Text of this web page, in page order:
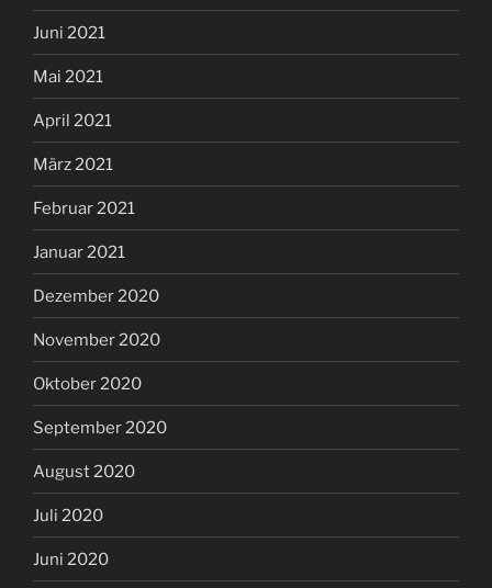
Juni 2021
Mai 2021
April 2021
März 2021
Februar 2021
Januar 2021
Dezember 2020
November 2020
Oktober 2020
September 2020
August 2020
Juli 2020
Juni 2020